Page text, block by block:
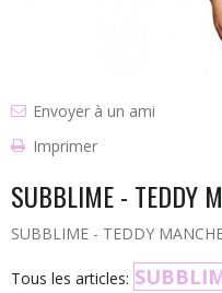
Envoyer à un ami
Imprimer
SUBBLIME - TEDDY
SUBBLIME - TEDDY
Tous les articles: